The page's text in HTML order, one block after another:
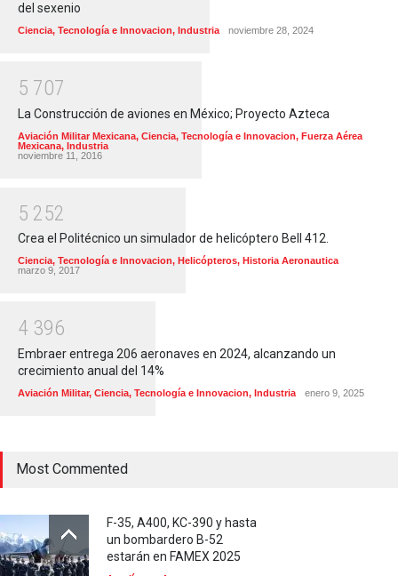
del sexenio
Ciencia, Tecnología e Innovacion, Industria noviembre 28, 2024
5 707
La Construcción de aviones en México; Proyecto Azteca
Aviación Militar Mexicana, Ciencia, Tecnología e Innovacion, Fuerza Aérea
Mexicana, Industria
noviembre 11, 2016
5 252
Crea el Politécnico un simulador de helicóptero Bell 412.
Ciencia, Tecnología e Innovacion, Helicópteros, Historia Aeronautica
marzo 9, 2017
4 396
Embraer entrega 206 aeronaves en 2024, alcanzando un
crecimiento anual del 14%
Aviación Militar, Ciencia, Tecnología e Innovacion, Industria enero 9, 2025
Most Commented
F-35, A400, KC-390 y hasta
un bombardero B-52
estarán en FAMEX 2025